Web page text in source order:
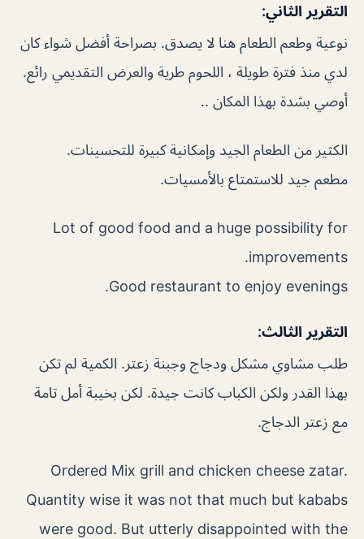
التقرير الثاني:
نوعية وطعم الطعام هنا لا يصدق. بصراحة أفضل شواء كان
لدي منذ فترة طويلة ، اللحوم طرية والعرض التقديمي رائع.
أوصي بشدة بهذا المكان ..
الكثير من الطعام الجيد وإمكانية كبيرة للتحسينات.
مطعم جيد للاستمتاع بالأمسيات.
Lot of good food and a huge possibility for
improvements.
Good restaurant to enjoy evenings.
التقرير الثالث:
طلب مشاوي مشكل ودجاج وجبنة زعتر. الكمية لم تكن
بهذا القدر ولكن الكباب كانت جيدة. لكن بخيبة أمل تامة
مع زعتر الدجاج.
Ordered Mix grill and chicken cheese zatar.
Quantity wise it was not that much but kababs
were good. But utterly disappointed with the